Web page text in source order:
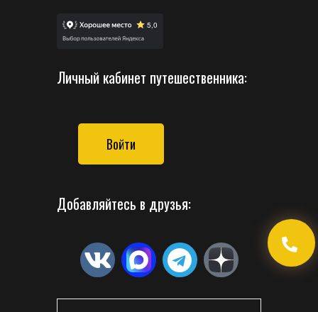
Личный кабинет путешественника:
Войти
Добавляйтесь в друзья: